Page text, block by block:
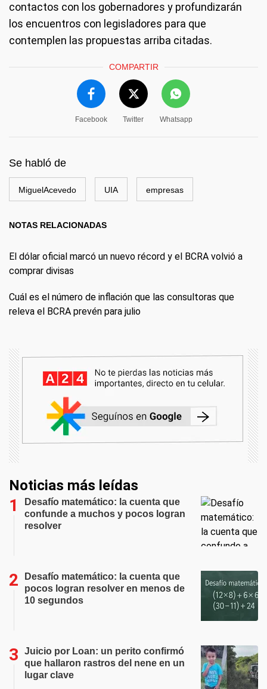
contactos con los gobernadores y profundizarán
los encuentros con legisladores para que
contemplen las propuestas arriba citadas.
COMPARTIR
Facebook Twitter Whatsapp
Se habló de
MiguelAcevedo UIA empresas
NOTAS RELACIONADAS
El dólar oficial marcó un nuevo récord y el BCRA volvió a
comprar divisas
Cuál es el número de inflación que las consultoras que
releva el BCRA prevén para julio
Noticias más leídas
Desafío matemático: la cuenta que
confunde a muchos y pocos logran
resolver
Desafío matemático: la cuenta que
pocos logran resolver en menos de
10 segundos
Juicio por Loan: un perito confirmó
que hallaron rastros del nene en un
lugar clave